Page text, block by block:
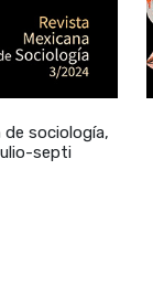
sociología,
septi